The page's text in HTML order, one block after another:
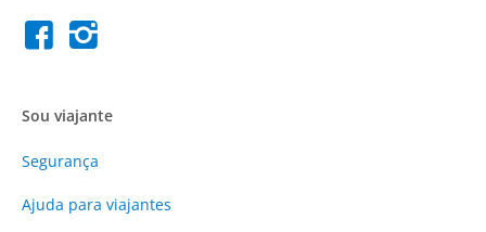
Sou viajante
Segurança
Ajuda para viajantes